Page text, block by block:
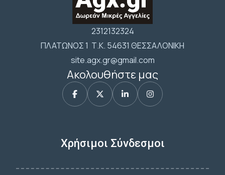
2312132324
ΠΛΑΤΩΝΟΣ 1 Τ.Κ. 54631 ΘΕΣΣΑΛΟΝΙΚΗ
site.agx.gr@gmail.com
Ακολουθήστε μας
Χρήσιμοι Σύνδεσμοι